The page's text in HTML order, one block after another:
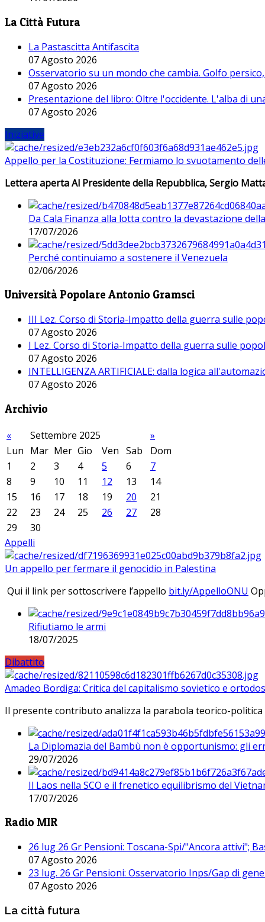
La Città Futura
La Pastascitta Antifascita
07 Agosto 2026
Osservatorio su un mondo che cambia. Golfo
07 Agosto 2026
Presentazione del libro: Oltre l'occidente. L'alba di
07 Agosto 2026
Iniziative
Appello per la Costituzione: Fermiamo lo svuotamento
Lettera aperta Al Presidente della Repubblica, Sergio
Da Cala Finanza alla lotta contro la devastazione
17/07/2026
Perché continuiamo a sostenere il Venezuela
02/06/2026
Università Popolare Antonio Gramsci
III Lez. Corso di Storia-Impatto della guerra sulle
07 Agosto 2026
I Lez. Corso di Storia-Impatto della guerra sulle
07 Agosto 2026
INTELLIGENZA ARTIFICIALE: dalla logica
07 Agosto 2026
Archivio
« Settembre 2025
»
Lun Mar Mer Gio Ven Sab
Dom
1
2 3 4 5 6
7
8
9 10 11 12 13
14
15
16 17 18 19 20
21
22
23 24 25 26 27
28
29
30
Appelli
Un appello per fermare il genocidio in Palestina
Qui il link per sottoscrivere l’appello bit.ly/AppelloONU
Rifiutiamo le armi
18/07/2025
Dibattito
Amadeo Bordiga: Critica del capitalismo sovietico e
Il presente contributo analizza la parabola teorico-
La Diplomazia del Bambù non è opportunismo: gli
29/07/2026
Il Laos nella SCO e il frenetico equilibrismo del
17/07/2026
Radio MIR
26 lug 26 Gr Pensioni: Toscana-Spi/"Ancora attivi";
07 Agosto 2026
23 lug. 26 Gr Pensioni: Osservatorio Inps/Gap di
07 Agosto 2026
La città futura